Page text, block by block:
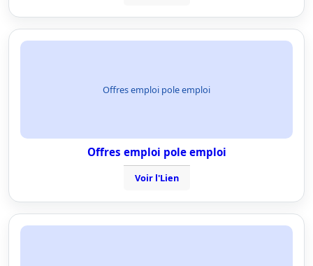
Offres emploi pole emploi
Offres emploi pole emploi
Voir l'Lien